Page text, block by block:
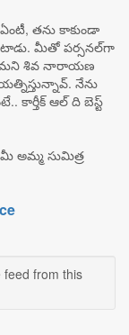
తను కాకుండా
మీతో పర్సనల్‌‌గా
శివ నారాయణ
నేను
కార్తీక్ ఆల్ ది బెస్ట్
అమ్మ సుమిత్ర
feed from this